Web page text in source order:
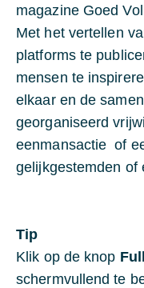
magazine Goed
Met het vertellen
platforms te
mensen te
elkaar en de
georganiseerd
eenmansactie of
gelijkgestemden of
Tip
Klik op de knop
schermvullend te